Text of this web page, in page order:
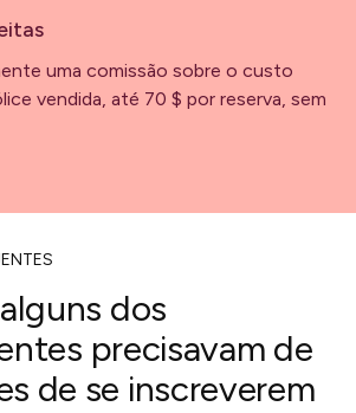
uma comissão sobre o custo
vendida, até 70 $ por reserva, sem
dos
precisavam de
de se inscreverem